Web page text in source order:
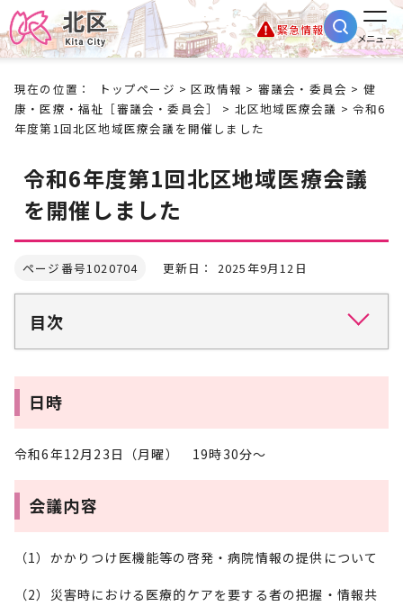
緊急情報
メニュー
現在の位置： トップページ >区政情報 > 審議会・委員会 > 健
康・医療・福祉［審議会・委員会］
> 北区地域医療会議 > 令和6
年度第1回北区地域医療会議を開催しました
令和6年度第1回北区地域医療会議
を開催しました
ページ番号1020704 更新日： 2025年9月12日
目次
日時
令和6年12月23日（月曜） 19時30分～
会議内容
（1）かかりつけ医機能等の啓発・病院情報の提供について
（2）災害時における医療的ケアを要する者の把握・情報共